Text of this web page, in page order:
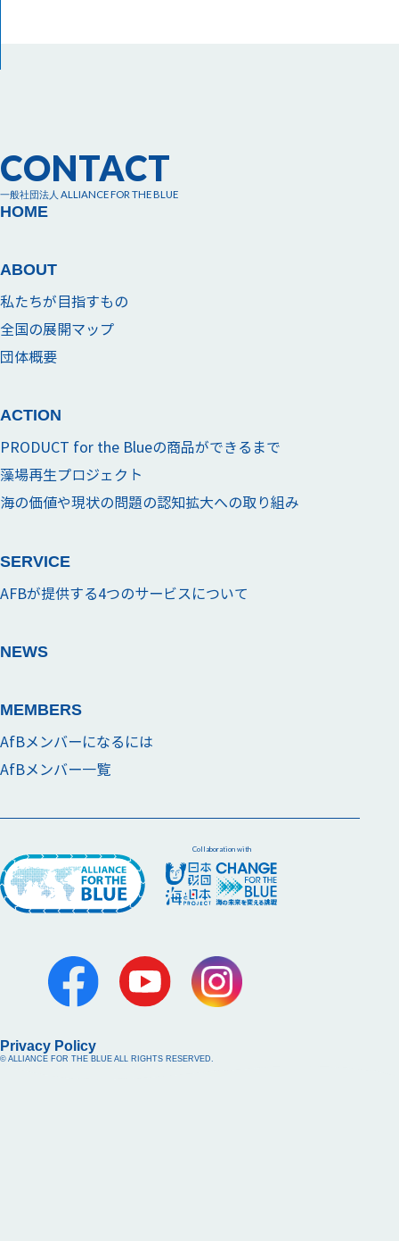
CONTACT
一般社団法人 ALLIANCE FOR THE BLUE
HOME
ABOUT
私たちが目指すもの
全国の展開マップ
団体概要
ACTION
PRODUCT for the Blueの商品ができるまで
藻場再生プロジェクト
海の価値や現状の問題の認知拡大への取り組み
SERVICE
AFBが提供する4つのサービスについて
NEWS
MEMBERS
AfBメンバーになるには
AfBメンバー一覧
Collaboration with
© ALLIANCE FOR THE BLUE ALL RIGHTS RESERVED.
Privacy Policy